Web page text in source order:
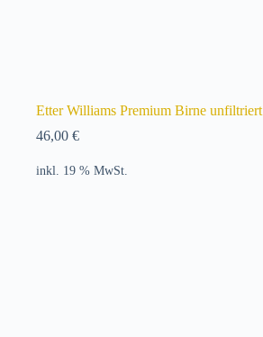
Etter Williams Premium Birne
46,00 €
inkl. 19 % MwSt.